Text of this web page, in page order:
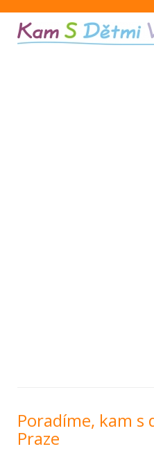
Poradíme, kam s
Praze